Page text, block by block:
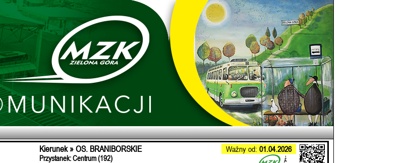
Kierunek » OS. BRANIBORSKIE Ważny od: 01.04.2026
Przystanek: Centrum (192)